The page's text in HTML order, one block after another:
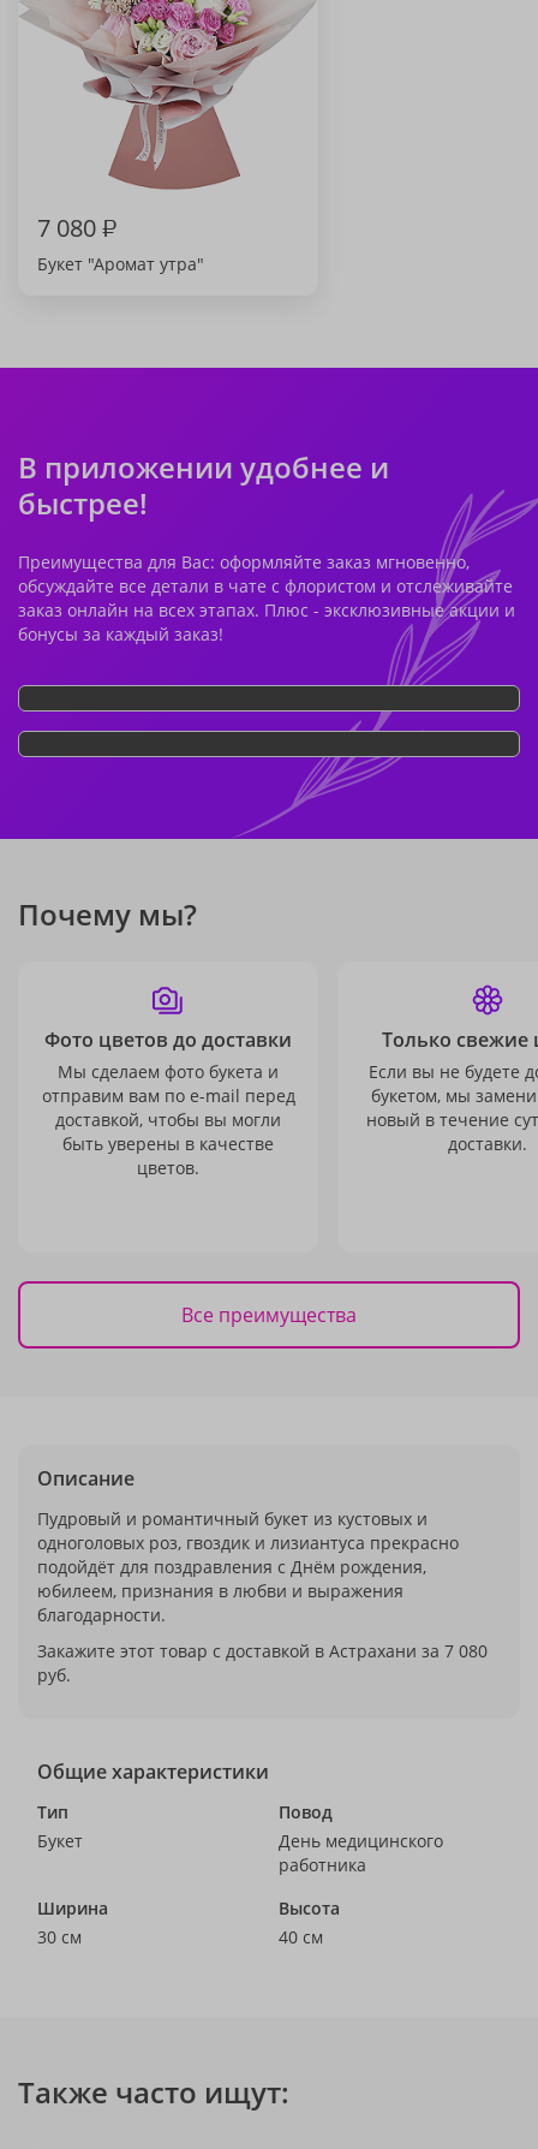
7 080₽
Букет "Аромат утра"
В приложении удобнее и
быстрее!
Преимущества для Вас: оформляйте заказ мгновенно,
обсуждайте все детали в чате с флористом и отслеживайте
заказ онлайн на всех этапах. Плюс - эксклюзивные акции и
бонусы за каждый заказ!
Почему мы?
Фото цветов до доставки
Мы сделаем фото букета и
отправим вам по e-mail перед
доставкой, чтобы вы могли
быть уверены в качестве
цветов.
Только свежие
Если вы не будете
букетом, мы
новый в течение
доставки.
Все преимущества
Описание
Пудровый и романтичный букет из кустовых и
одноголовых роз, гвоздик и лизиантуса прекрасно
подойдёт для поздравления с Днём рождения,
юбилеем, признания в любви и выражения
благодарности.
Закажите этот товар с доставкой в Астрахани за 7 080
руб.
Общие характеристики
Тип
Букет
Повод
День медицинского
работника
Ширина
30 см
Высота
40 см
Также часто ищут: